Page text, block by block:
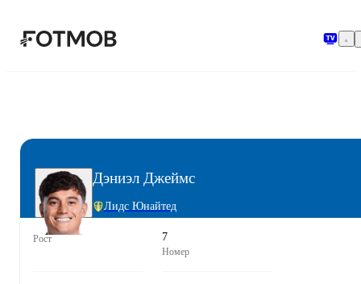
Дэниэл Джеймс
Лидс Юнайтед
Рост 7
Номер